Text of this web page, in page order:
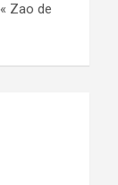
le
Zao de